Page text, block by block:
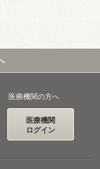
医療機関の方へ
医療機関
ログイン